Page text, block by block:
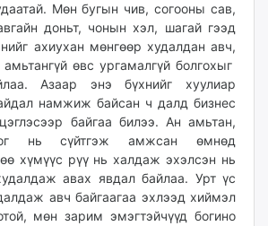
Мөн бугын чив, согооны сав,
доньт, чонын хэл, шагай гээд
ахиухан мөнгөөр худалдан авч,
өвс ургамалгүй болгохыг
Азаар энэ бүхнийг хуулиар
намжиж байсан ч далд бизнес
байгаа билээ. Ан амьтан,
нь сүйтгэж амжсан өмнөд
хүмүүс рүү нь халдаж эхэлсэн нь
авах явдал байлаа. Урт үс
авч байгаагаа эхлээд хиймэл
мөн зарим эмэгтэйчүүд богино